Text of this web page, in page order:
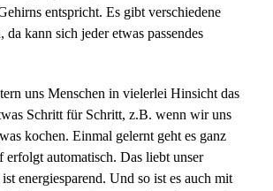
entspricht. Es gibt verschiedene
kann sich jeder etwas passendes
uns Menschen in vielerlei Hinsicht das
Schritt für Schritt, z.B. wenn wir uns
kochen. Einmal gelernt geht es ganz
automatisch. Das liebt unser
energiesparend. Und so ist es auch mit